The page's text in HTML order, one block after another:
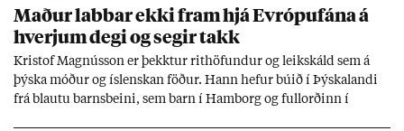
Mað­ur labb­ar ekki fram hjá Evr­ópuf­ána á
hverj­um degi og seg­ir takk
Kri­stof Magnús­son er þekkt­ur rit­höf­und­ur og leik­skáld sem á
þýska móð­ur og ís­lensk­an föð­ur. Hann hef­ur bú­ið í Þýskalandi
frá blautu barns­beini, sem barn í Ham­borg og full­orð­inn í